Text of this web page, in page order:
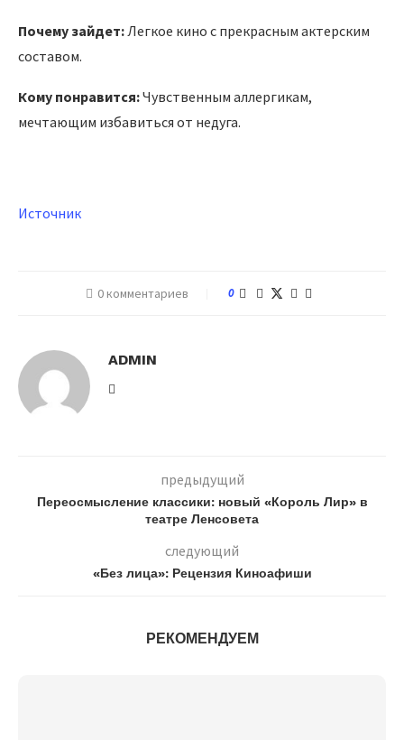
Почему зайдет:Легкое кино с прекрасным актерским
составом.
Кому понравится:Чувственным аллергикам,
мечтающим избавиться от недуга.
Источник
0 комментариев 0
ADMIN
предыдущий
Переосмысление классики: новый «Король Лир» в
театре Ленсовета
следующий
«Без лица»: Рецензия Киноафиши
РЕКОМЕНДУЕМ